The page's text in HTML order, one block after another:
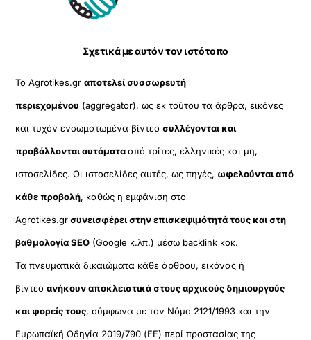
Σχετικά με αυτόν τον ιστότοπο
Το Agrotikes.grαποτελεί συσσωρευτή
περιεχομένου (aggregator), ως εκ τούτου τα άρθρα, εικόνες
και τυχόν ενσωματωμένα βίντεοσυλλέγονται και
προβάλλονται αυτόματααπό τρίτες, ελληνικές και μη,
ιστοσελίδες. Οι ιστοσελίδες αυτές, ως πηγές, ωφελούνται από
κάθε προβολή, καθώς η εμφάνιση στο
Agrotikes.grσυνεισφέρει στην επισκεψιμότητά τους και στη
βαθμολογία SEO (Google κ.λπ.) μέσω backlink κοκ.
Τα πνευματικά δικαιώματα κάθε άρθρου, εικόνας ή
βίντεοανήκουν αποκλειστικά στους αρχικούς δημιουργούς
και φορείς τους, σύμφωνα με τον Νόμο 2121/1993 και την
Ευρωπαϊκή Οδηγία 2019/790 (ΕΕ) περί προστασίας της